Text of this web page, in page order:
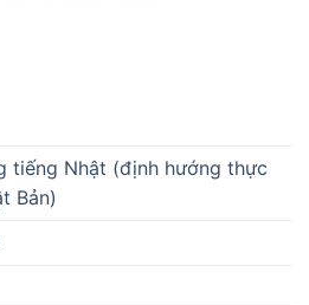
tiếng Nhật (định hướng thực
Bản)